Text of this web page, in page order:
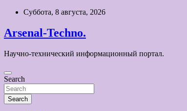
Skip
content
Суббота, 8 августа, 2026
Arsenal-Techno.
Научно-технический информационный портал.
Search
Search